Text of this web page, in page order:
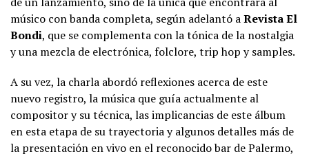
músico con banda completa, según adelantó aRevista El
Bondi, que se complementa con la tónica de la nostalgia
y una mezcla de electrónica, folclore, trip hop y samples.
A su vez, la charla abordó reflexiones acerca de este
nuevo registro, la música que guía actualmente al
compositor y su técnica, las implicancias de este álbum
en esta etapa de su trayectoria y algunos detalles más de
la presentación en vivo en el reconocido bar de Palermo,